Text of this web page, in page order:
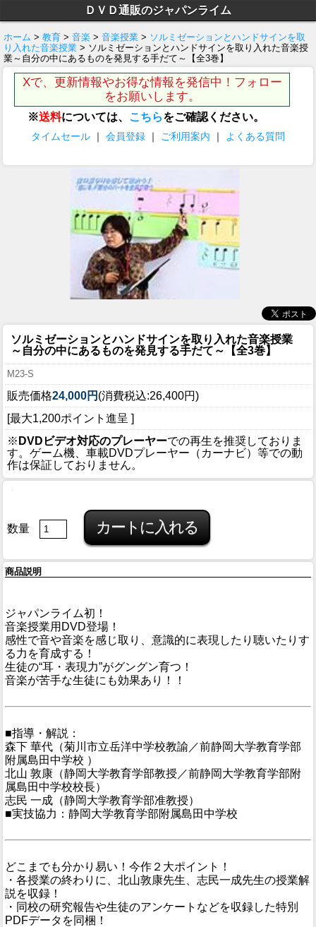
ＤＶＤ通販のジャパンライム
ホーム > 教育 > 音楽 > 音楽授業 > ソルミゼーションとハンドサインを取
り入れた音楽授業 > ソルミゼーションとハンドサインを取り入れた音楽授
業～自分の中にあるものを発見する手だて～【全3巻】
Xで、更新情報やお得な情報を発信中！フォロー
をお願いします。
※送料については、 こちらをご確認ください。
タイムセール ｜ 会員登録 ｜ ご利用案内 ｜ よくある質問
ソルミゼーションとハンドサインを取り入れた音楽授業
～自分の中にあるものを発見する手だて～【全3巻】
M23-S
販売価格24,000円 (消費税込:26,400円)
[最大1,200ポイント進呈 ]
※ DVDビデオ対応のプレーヤーでの再生を推奨しておりま
す。ゲーム機、車載DVDプレーヤー（カーナビ）等での動
作は保証しておりません。
数量
商品説明
ジャパンライム初！
音楽授業用DVD登場！
感性で音や音楽を感じ取り、意識的に表現したり聴いたりす
る力を育成する！
生徒の“耳・表現力”がグングン育つ！
音楽が苦手な生徒にも効果あり！！
■指導・解説：
森下 華代（菊川市立岳洋中学校教諭／前静岡大学教育学部
附属島田中学校 ）
北山 敦康（静岡大学教育学部教授／前静岡大学教育学部附
属島田中学校校長）
志民 一成（静岡大学教育学部准教授）
■実技協力：静岡大学教育学部附属島田中学校
どこまでも分かり易い！今作２大ポイント！
・各授業の終わりに、北山敦康先生、志民一成先生の授業解
説を収録！
・同校の研究報告や生徒のアンケートなどを収録した特別
PDFデータを同梱！